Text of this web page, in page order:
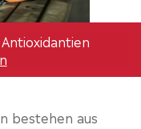
bestehen aus